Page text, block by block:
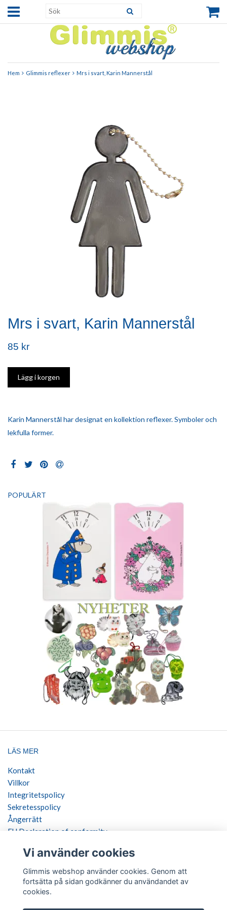
Hem Glimmis reflexer Mrs i svart, Karin Mannerstål
Mrs i svart, Karin Mannerstål
85 kr
Karin Mannerstål har designat en kollektion reflexer. Symboler och
lekfulla former.
POPULÄRT
LÄS MER
Kontakt
Villkor
Integritetspolicy
Sekretesspolicy
Ångerrätt
EU Declaration of conformity
SOCIALA MEDIER
Vi använder cookies
Glimmis webshop använder cookies. Genom att
fortsätta på sidan godkänner du användandet av
cookies.